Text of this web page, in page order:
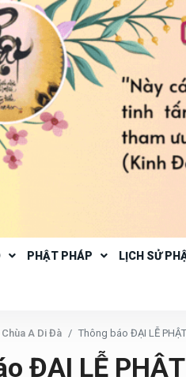
PHẬT PHÁP LỊCH SỬ
A Di Đà Thông báo ĐẠI LỄ
ĐẠI LỄ